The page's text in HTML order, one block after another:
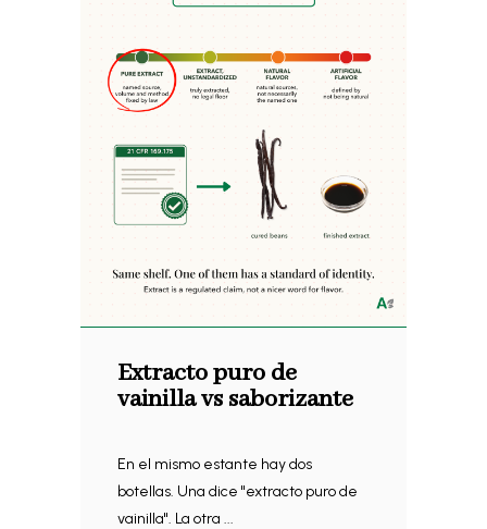
Extracto puro de
vainilla vs saborizante
En el mismo estante hay dos
botellas. Una dice "extracto puro de
vainilla". La otra ...